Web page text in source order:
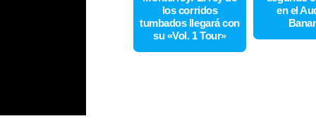
los corridos
tumbados llegará con
su «Vol. 1 Tour»
en el